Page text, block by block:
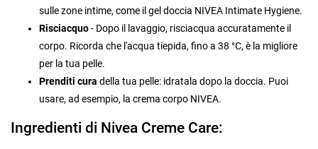
sulle zone intime, come il gel doccia NIVEA Intimate Hygiene.
Risciacquo- Dopo il lavaggio, risciacqua accuratamente il
corpo. Ricorda che l'acqua tiepida, fino a 38 °C, è la migliore
per la tua pelle.
Prenditi cura della tua pelle: idratala dopo la doccia. Puoi
usare, ad esempio, la crema corpo NIVEA.
Ingredienti di Nivea Creme Care: